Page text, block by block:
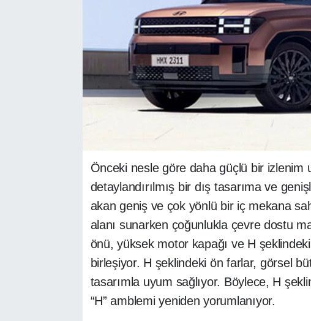
Önceki nesle göre daha güçlü bir izlenim
detaylandırılmış bir dış tasarıma ve
akan geniş ve çok yönlü bir iç mekana
alanı sunarken çoğunlukla çevre dostu
önü, yüksek motor kapağı ve H
birleşiyor. H şeklindeki ön farlar, görsel
tasarımla uyum sağlıyor. Böylece, H
“H” amblemi yeniden yorumlanıyor.